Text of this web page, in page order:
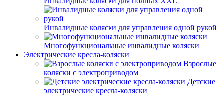
Инвалидные коляски для управления одной рукой
Многофункциональные инвалидные коляски
Электрические кресла-коляски
Взрослые
коляски с электроприводом
Детские
электрические кресла-коляски